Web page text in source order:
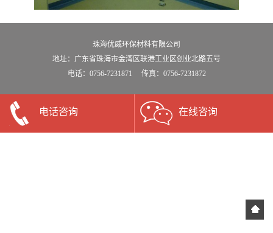
珠海优威环保材料有限公司
地址：广东省珠海市金湾区联港工业区创业北路五号
电话：0756-7231871 传真：0756-7231872
电话咨询 在线咨询